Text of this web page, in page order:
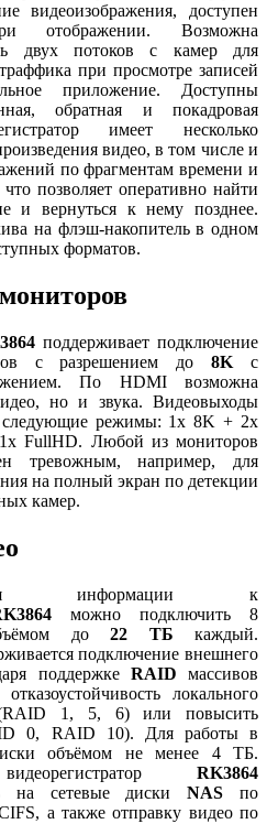
видеоизображения, доступен
отображении. Возможна
двух потоков с камер для
при просмотре записей
приложение. Доступны
обратная и покадровая
имеет несколько
видео, в том числе и
по фрагментам времени и
позволяет оперативно найти
и вернуться к нему позднее.
на флэш-накопитель в одном
форматов.
поддерживает подключение
с разрешением до8K с
По HDMI возможна
но и звука. Видеовыходы
режимы: 1x 8K + 2x
FullHD. Любой из мониторов
тревожным, например, для
на полный экран по детекции
камер.
информации к
K3864 можно подключить 8
до 22 ТБ каждый.
подключение внешнего
поддержке RAID массивов
локального
1, 5, 6) или повысить
0, RAID 10). Для работы в
объёмом не менее 4 ТБ.
RK3864
на сетевые дискиNAS по
а также отправку видео по